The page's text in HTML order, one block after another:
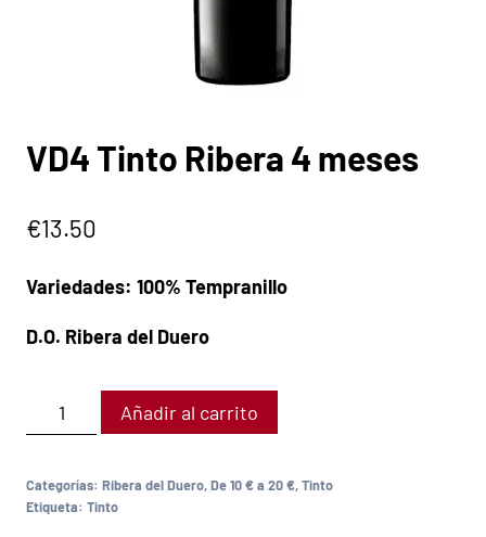
VD4 Tinto Ribera 4 meses
€13.50
Variedades: 100% Tempranillo
D.O. Ribera del Duero
Añadir al carrito
Categorías: Ribera del Duero,De 10 € a 20 €,Tinto
Etiqueta: Tinto